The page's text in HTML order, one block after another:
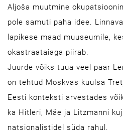
Aljoša muutmine
pole samuti paha idee.
lapikese maad muuseumile,
okastraataiaga piirab.
Juurde võiks tuua veel paar
on tehtud Moskvas kuulsa
Eesti konteksti arvestades
ka Hitleri, Mäe ja Litzmanni
natsionalistidel süda rahul.